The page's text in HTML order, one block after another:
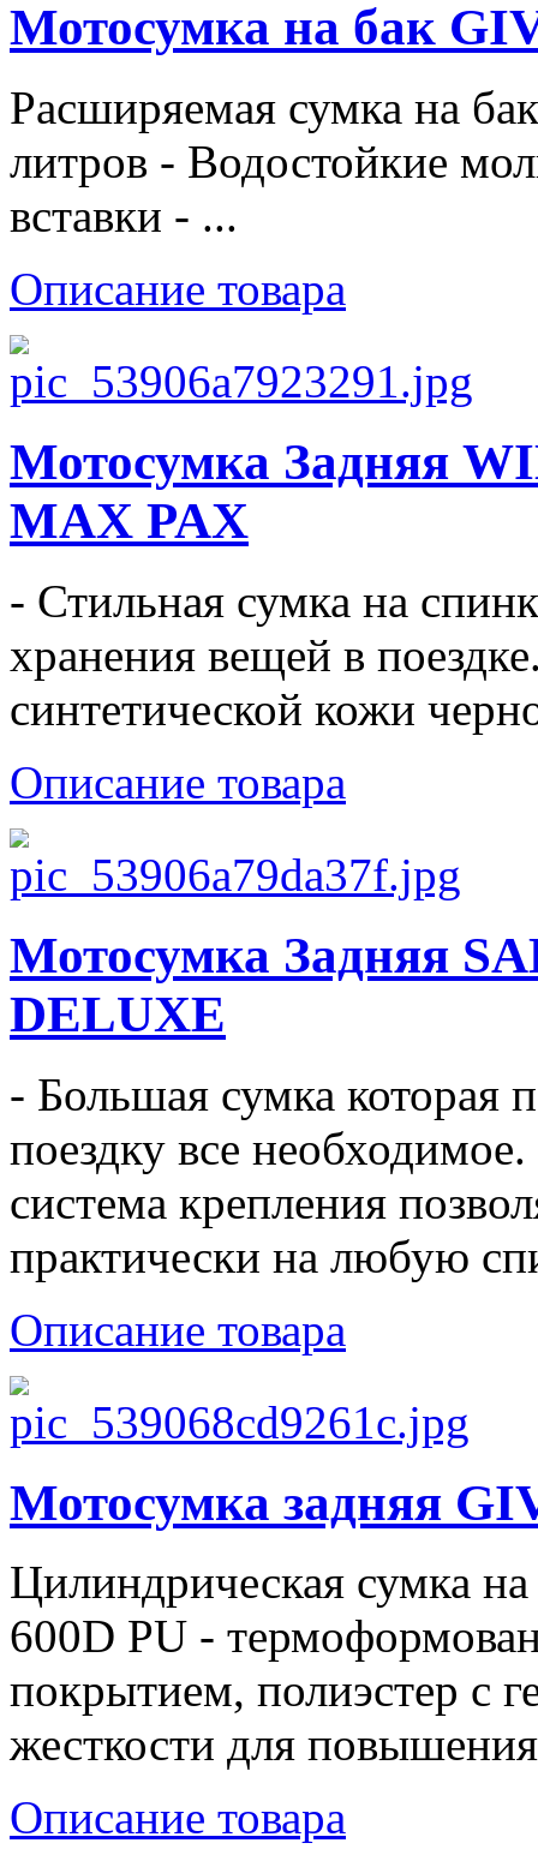
Мотосумка на бак
Расширяемая сумка на
литров - Водостойкие
вставки - ...
Описание товара
Мотосумка Задняя
MAX PAX
- Стильная сумка на
хранения вещей в
синтетической кожи
Описание товара
Мотосумка Задняя
DELUXE
- Большая сумка которая
поездку все
система крепления
практически на любую
Описание товара
Мотосумка задняя
Цилиндрическая сумка
600D PU -
покрытием, полиэстер с
жесткости для
Описание товара